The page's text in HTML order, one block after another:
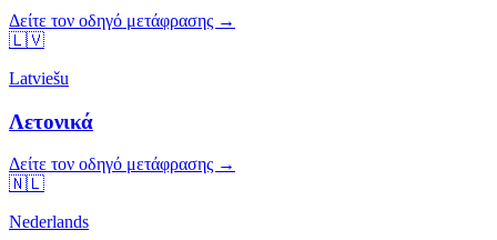
Δείτε τον οδηγό μετάφρασης →
🇱🇻
Latviešu
Λετονικά
Δείτε τον οδηγό μετάφρασης →
🇳🇱
Nederlands